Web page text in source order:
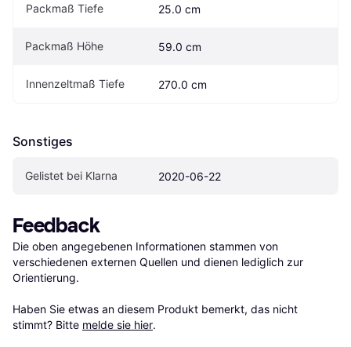
Packmaß Tiefe 25.0 cm
Packmaß Höhe 59.0 cm
Innenzeltmaß Tiefe 270.0 cm
Sonstiges
Gelistet bei Klarna 2020-06-22
Feedback
Die oben angegebenen Informationen stammen von
verschiedenen externen Quellen und dienen lediglich zur
Orientierung.
Haben Sie etwas an diesem Produkt bemerkt, das nicht
stimmt? Bitte melde sie hier.